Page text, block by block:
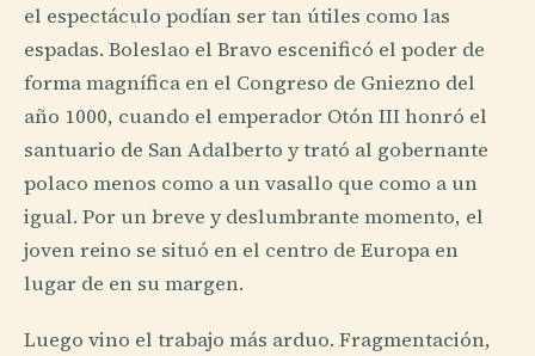
el espectáculo podían ser tan útiles como las
espadas. Boleslao el Bravo escenificó el poder de
forma magnífica en el Congreso de Gniezno del
año 1000, cuando el emperador Otón III honró el
santuario de San Adalberto y trató al gobernante
polaco menos como a un vasallo que como a un
igual. Por un breve y deslumbrante momento, el
joven reino se situó en el centro de Europa en
lugar de en su margen.
Luego vino el trabajo más arduo. Fragmentación,